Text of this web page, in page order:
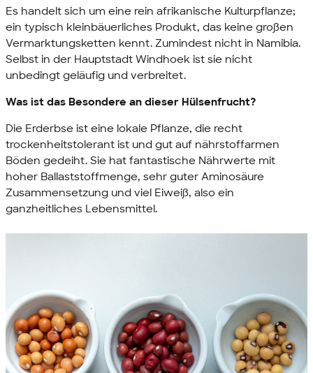
Es handelt sich um eine rein afrikanische Kulturpflanze;
ein typisch kleinbäuerliches Produkt, das keine großen
Vermarktungsketten kennt. Zumindest nicht in Namibia.
Selbst in der Hauptstadt Windhoek ist sie nicht
unbedingt geläufig und verbreitet.
Was ist das Besondere an dieser Hülsenfrucht?
Die Erderbse ist eine lokale Pflanze, die recht
trockenheitstolerant ist und gut auf nährstoffarmen
Böden gedeiht. Sie hat fantastische Nährwerte mit
hoher Ballaststoffmenge, sehr guter Aminosäure
Zusammensetzung und viel Eiweiß, also ein
ganzheitliches Lebensmittel.